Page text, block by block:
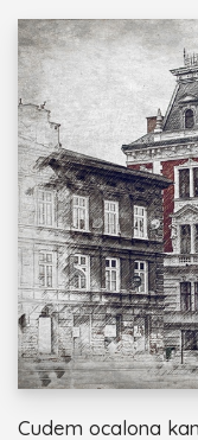
Cudem ocalona